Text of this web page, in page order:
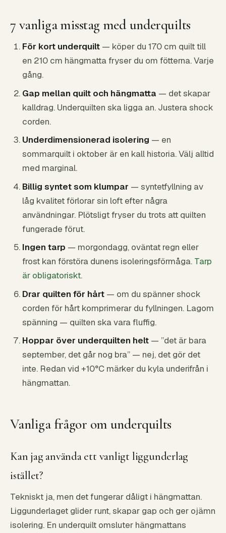
7 vanliga misstag med underquilts
För kort underquilt— köper du 170 cm quilt till
en 210 cm hängmatta fryser du om fötterna. Varje
gång.
Gap mellan quilt och hängmatta — det skapar
kalldrag. Underquilten ska ligga an. Justera shock
corden.
Underdimensionerad isolering — en
sommarquilt i oktober är en kall historia. Välj alltid
med marginal.
Billig syntet som klumpar — syntetfyllning av
låg kvalitet förlorar sin loft efter några
användningar. Plötsligt fryser du trots att quilten
fungerade förut.
Ingen tarp — morgondagg, oväntat regn eller
frost kan förstöra dunens isoleringsförmåga. Tarp
är obligatoriskt.
Drar quilten för hårt— om du spänner shock
corden för hårt komprimerar du fyllningen. Lagom
spänning — quilten ska vara fluffig.
Hoppar över underquilten helt— ”det är bara
september, det går nog bra” — nej, det gör det
inte. Redan vid +10°C märker du kyla underifrån i
hängmattan.
Vanliga frågor om underquilts
Kan jag använda ett vanligt liggunderlag
istället?
Tekniskt ja, men det fungerar dåligt i hängmattan.
Liggunderlaget glider runt, skapar gap och ger ojämn
isolering. En underquilt omsluter hängmattans